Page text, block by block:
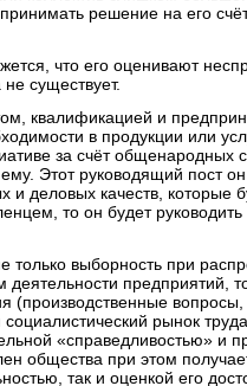
решение на его
что его оценивают
существует.
квалификацией и
в продукции или
за счёт общенародных
Этот руководящий пост
и деловых качеств, которые
то он будет
выборность при
предприятий,
(производственные вопросы,
рынок
«справедливостью» и
общества при этом
так и оценкой его